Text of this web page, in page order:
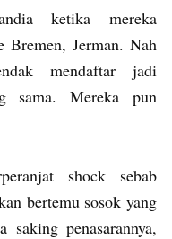
ketika mereka
Bremen, Jerman. Nah
mendaftar jadi
sama. Mereka pun
shock sebab
bertemu sosok yang
penasarannya,